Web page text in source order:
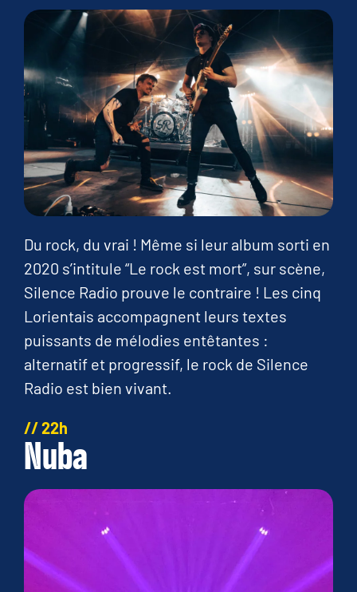
Du rock, du vrai ! Même si leur album sorti en
2020 s’intitule “Le rock est mort”, sur scène,
Silence Radio prouve le contraire ! Les cinq
Lorientais accompagnent leurs textes
puissants de mélodies entêtantes :
alternatif et progressif, le rock de Silence
Radio est bien vivant.
// 22h
Nuba